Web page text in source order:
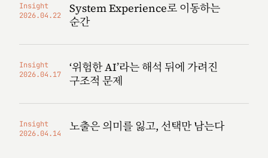
Insight
2026.04.22
System Experience로 이동하는
순간
Insight
2026.04.17
‘위험한 AI’라는 해석 뒤에 가려진
구조적 문제
Insight
2026.04.14
노출은 의미를 잃고, 선택만 남는다